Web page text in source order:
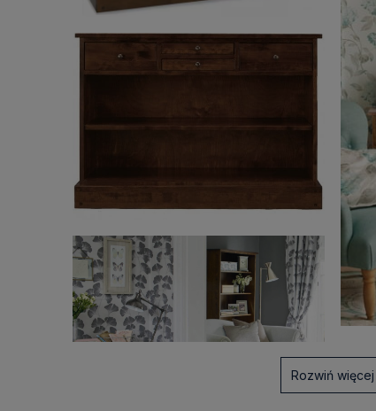
Rozwiń więcej